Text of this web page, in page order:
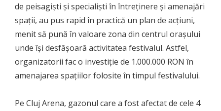
de peisagiști și specialiști în întreținere și amenajări
spații, au pus rapid în practică un plan de acțiuni,
menit să pună în valoare zona din centrul orașului
unde își desfășoară activitatea festivalul. Astfel,
organizatorii fac o investiție de 1.000.000 RON în
amenajarea spațiilor folosite în timpul festivalului.
Pe Cluj Arena, gazonul care a fost afectat de cele 4